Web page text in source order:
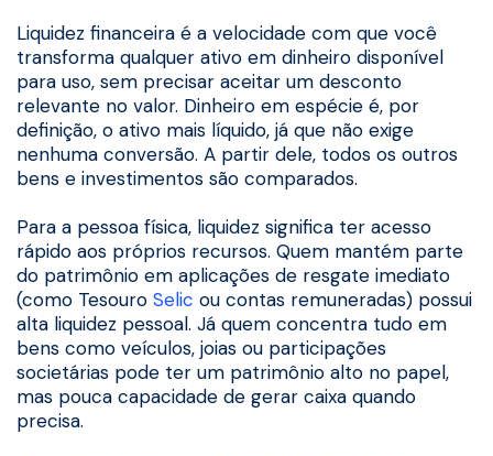
Liquidez financeira é a velocidade com que você
transforma qualquer ativo em dinheiro disponível
para uso, sem precisar aceitar um desconto
relevante no valor. Dinheiro em espécie é, por
definição, o ativo mais líquido, já que não exige
nenhuma conversão. A partir dele, todos os outros
bens e investimentos são comparados.
Para a pessoa física, liquidez significa ter acesso
rápido aos próprios recursos. Quem mantém parte
do patrimônio em aplicações de resgate imediato
(como Tesouro Selic ou contas remuneradas) possui
alta liquidez pessoal. Já quem concentra tudo em
bens como veículos, joias ou participações
societárias pode ter um patrimônio alto no papel,
mas pouca capacidade de gerar caixa quando
precisa.